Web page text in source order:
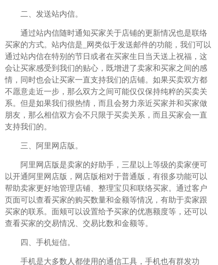
二、发送站内信。
通过站内信随时通知买家关于店铺的更新情况也是联络
买家的方式。站内信是_网类似于发送邮件的功能，我们可以
通过站内信在特别的节日或者在买家生日当天送上祝福，这
会让买家感受到我们的贴心，既增进了卖家和买家之间的感
情，同时也会让买家一直支持我们的店铺。如果买卖双方都
不愿意走近一步，那么双方之间可能仅仅保持纯粹的买卖关
系。但是如果我们很热情，而且会努力亲近买家并和买家做
朋友，那么相信双方会不只限于买卖关系，而且买家会一直
支持我们的。
三、阿里网店版。
阿里网店版是卖家的好助手，三星以上等级的卖家便可
以开通阿里网店版，网店版相对于普通版，有很多功能可以
帮助卖家更好地管理店铺、整理宝贝和联络买家。通过客户
页面可以查看买家的购买数量和金额等情况，有助于卖家跟
买家的联系。面颊可以设置给予买家的优惠额度等，还可以
查看买家的交易情况、交易比数和金额等。
四、手机短信。
手机是大多数人都使用的通信工具，手机也有群发功